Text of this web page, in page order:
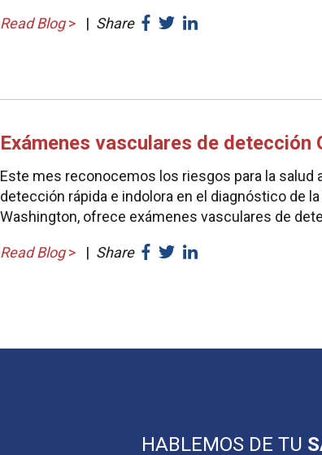
Read Blog> | Share
Exámenes vasculares de detección
Este mes reconocemos los riesgos para la salud
detección rápida e indolora en el diagnóstico de
Washington, ofrece exámenes vasculares de
Read Blog> | Share
HABLEMOS DE TU